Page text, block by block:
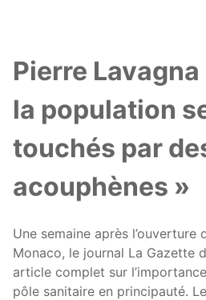
Pierre Lavagna
la population
touchés par
acouphènes »
Une semaine après l’ouverture
Monaco, le journal La Gazette
article complet sur
pôle sanitaire en principauté.